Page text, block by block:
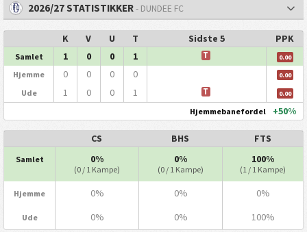
2026/27 STATISTIKKER- DUNDEE FC
K V U T Sidste 5 PPK
Samlet 1 0 0 1 T 0.00
Hjemme 0 0 0 0 0.00
Ude 1 0 0 1 T 0.00
Hjemmebanefordel +50%
CS BHS FTS
Samlet 0%
(0 / 1 Kampe)
0%
(0 / 1 Kampe)
100%
(1 / 1 Kampe)
Hjemme 0% 0% 0%
Ude 0% 0% 100%